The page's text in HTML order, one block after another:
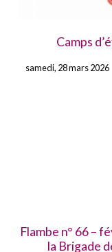
Camps
samedi, 28 mars 2026
Flambe n° 66 –
la Brigade